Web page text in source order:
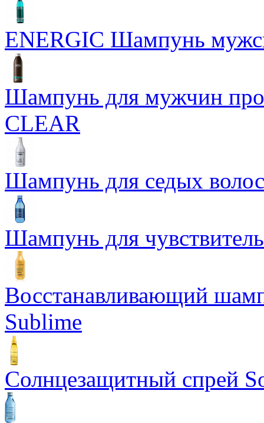
ENERGIC Шампунь
Шампунь для мужчин
CLEAR
Шампунь для седых
Шампунь для
Восстанавливающий
Sublime
Солнцезащитный спрей